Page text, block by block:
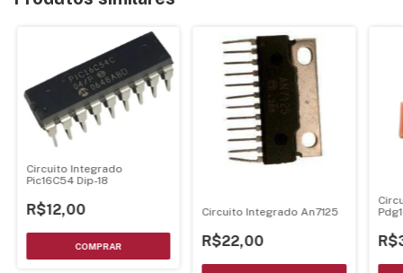
Circuito Integrado
Pic16C54 Dip-18
R$12,00 Circuito Integrado An7125
R$22,00